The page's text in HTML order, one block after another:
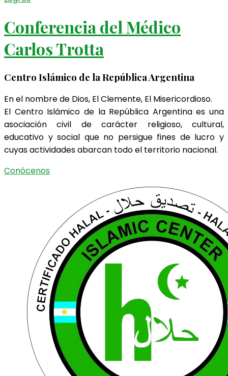
Conferencia del Médico
Carlos Trotta
Centro Islámico de la República Argentina
En el nombre de Dios, El Clemente, El Misericordioso.
El Centro Islámico de la República Argentina es una
asociación civil de carácter religioso, cultural,
educativo y social que no persigue fines de lucro y
cuyas actividades abarcan todo el territorio nacional.
Conócenos